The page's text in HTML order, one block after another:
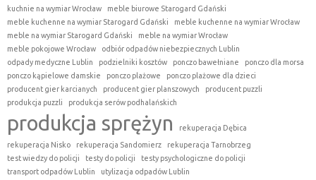
kuchnie na wymiar Wrocław
meble biurowe Starogard Gdański
meble kuchenne na wymiar Starogard Gdański
meble kuchenne na wymiar Wrocław
meble na wymiar Starogard Gdański
meble na wymiar Wrocław
meble pokojowe Wrocław
odbiór odpadów niebezpiecznych Lublin
odpady medyczne Lublin
podzielniki kosztów ponczo bawełniane
ponczo dla morsa
ponczo kąpielowe damskie
ponczo plażowe
ponczo plażowe dla dzieci
producent gier karcianych
producent gier planszowych
producent puzzli
produkcja puzzli
produkcja serów podhalańskich
produkcja sprężyn
rekuperacja Dębica
rekuperacja Nisko
rekuperacja Sandomierz
rekuperacja Tarnobrzeg
test wiedzy do policji
testy do policji
testy psychologiczne do policji
transport odpadów Lublin
utylizacja odpadów Lublin